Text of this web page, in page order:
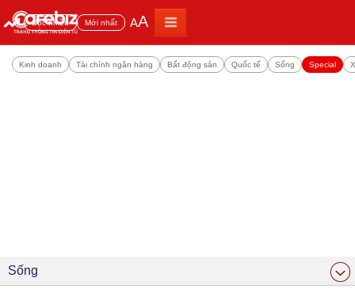
Đọc nhiều Mới nhất AA
Kinh doanh Tài chính ngân hàng Bất động sản Quốc tế Sống Special
Sống